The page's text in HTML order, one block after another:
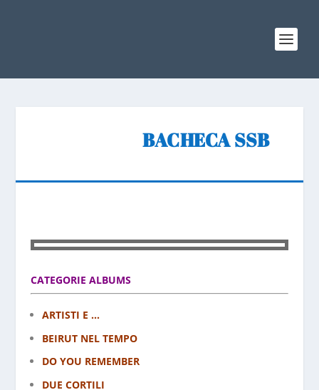
BACHECA SSB
CATEGORIE ALBUMS
ARTISTI E ...
BEIRUT NEL TEMPO
DO YOU REMEMBER
DUE CORTILI